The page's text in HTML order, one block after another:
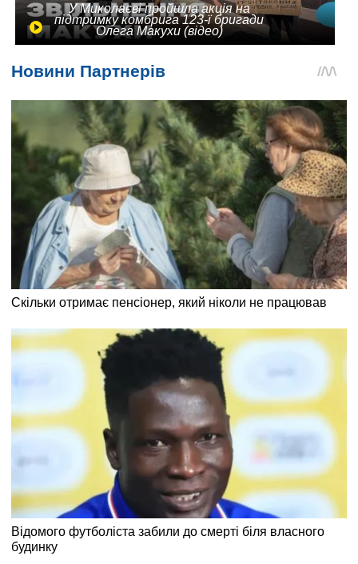
У Миколаєві пройшла акція на
підтримку комбрига 123-ї бригади
Олега Макухи (відео)